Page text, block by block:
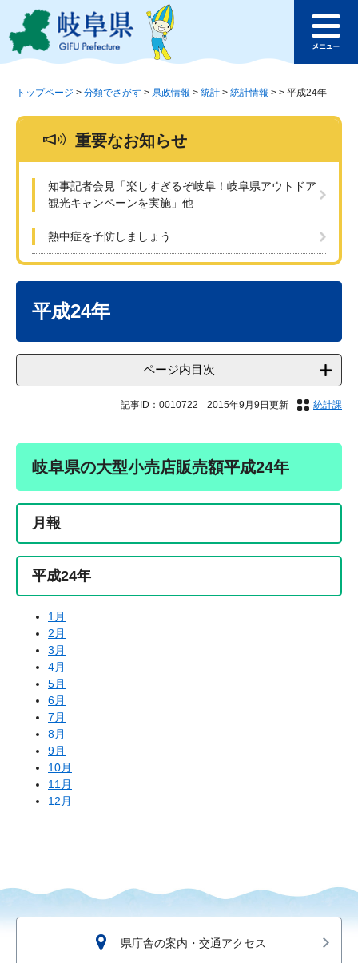
ジ
ュ
このページの本文へ
ュ
トップページ > 分類でさがす > 県政情報 > 統計 > 統計情報 > > 平成24年
重要なお知らせ
知事記者会見「楽しすぎるぞ岐阜！岐阜県アウトドア
観光キャンペーンを実施」他
熱中症を予防しましょう
平成24年
ページ内目次
記事ID：0010722 2015年9月9日更新 統計課
岐阜県の大型小売店販売額平成24年
月報
平成24年
1月
2月
3月
4月
5月
6月
7月
8月
9月
10月
11月
12月
県庁舎の案内・交通アクセス